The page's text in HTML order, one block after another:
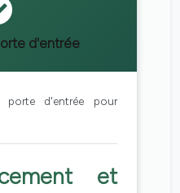
d'entrée
porte d'entrée pour
et